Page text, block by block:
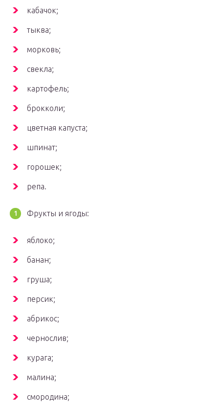
кабачок;
тыква;
морковь;
свекла;
картофель;
брокколи;
цветная капуста;
шпинат;
горошек;
репа.
Фрукты и ягоды:
яблоко;
банан;
груша;
персик;
абрикос;
чернослив;
курага;
малина;
смородина;